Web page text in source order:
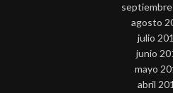
agosto
julio
junio
mayo
abril